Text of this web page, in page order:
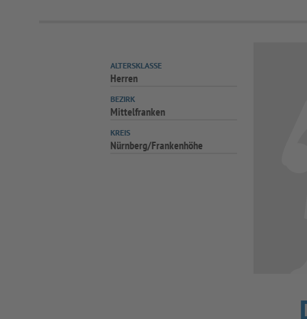
ALTERSKLASSE
Herren
BEZIRK
Mittelfranken
KREIS
Nürnberg/Frankenhöhe